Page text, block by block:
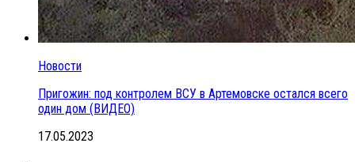
Новости
Пригожин: под контролем ВСУ в Артемовске остался всего
один дом (ВИДЕО)
17.05.2023